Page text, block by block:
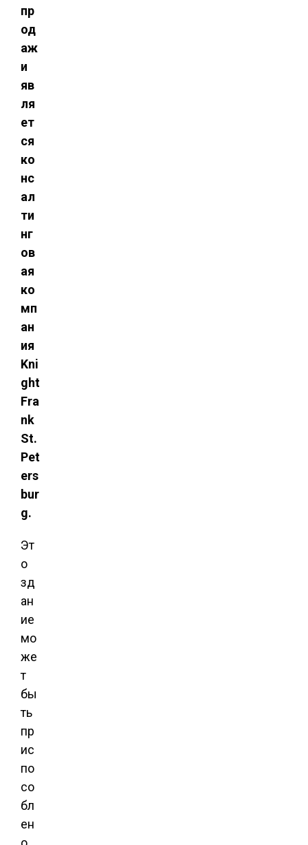
пр
од
аж
и
яв
ля
ет
ся
ко
нс
ал
ти
нг
ов
ая
ко
мп
ан
ия
Kni
ght
Fra
nk
St.
Pet
ers
bur
g.
Эт
о
зд
ан
ие
мо
же
т
бы
ть
пр
ис
по
со
бл
ен